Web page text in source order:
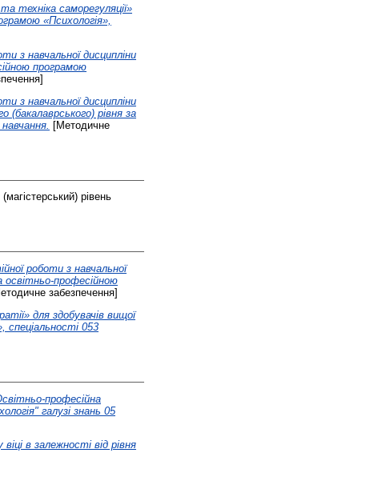
техніка саморегуляції»
«Психологія»,
з навчальної дисципліни
програмою
з навчальної дисципліни
(бакалаврського) рівня за
[Методичне
рівень
роботи з навчальної
освітньо-професійною
забезпечення]
для здобувачів вищої
спеціальності 053
професійна
галузі знань 05
в залежності від рівня